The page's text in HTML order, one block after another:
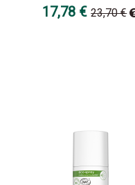
17,78 €23,70 €